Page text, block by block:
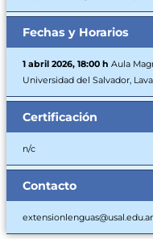
Fechas y Horarios
1 abril 2026, 18:00 h Aula
Universidad del Salvador,
Certificación
n/c
Contacto
extensionlenguas@usal.edu.ar